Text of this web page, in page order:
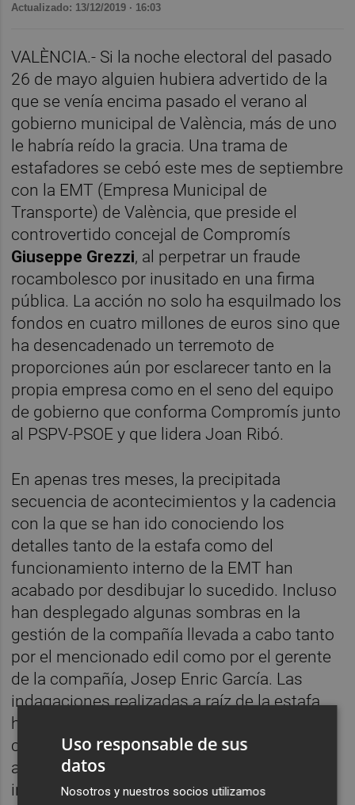
Actualizado: 13/12/2019 · 16:03
VALÈNCIA.- Si la noche electoral del pasado
26 de mayo alguien hubiera advertido de la
que se venía encima pasado el verano al
gobierno municipal de València, más de uno
le habría reído la gracia. Una trama de
estafadores se cebó este mes de septiembre
con la EMT (Empresa Municipal de
Transporte) de València, que preside el
controvertido concejal de Compromís
Giuseppe Grezzi, al perpetrar un fraude
rocambolesco por inusitado en una firma
pública. La acción no solo ha esquilmado los
fondos en cuatro millones de euros sino que
ha desencadenado un terremoto de
proporciones aún por esclarecer tanto en la
propia empresa como en el seno del equipo
de gobierno que conforma Compromís junto
al PSPV-PSOE y que lidera Joan Ribó.
En apenas tres meses, la precipitada
secuencia de acontecimientos y la cadencia
con la que se han ido conociendo los
detalles tanto de la estafa como del
funcionamiento interno de la EMT han
acabado por desdibujar lo sucedido. Incluso
han desplegado algunas sombras en la
gestión de la compañía llevada a cabo tanto
por el mencionado edil como por el gerente
de la compañía, Josep Enric García. Las
indagaciones realizadas a raíz de la estafa
han hecho aflorar prácticas más que
cuestionables en una gran empresa que
además es pública y alguna que otra
irregularidad.
Uso responsable de sus
datos
Nosotros y nuestros socios utilizamos